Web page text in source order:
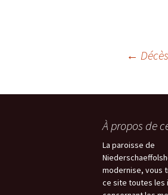
Navigation
des
articles
←
À propos de
La paroisse de
modernise, vous
ce site toutes les